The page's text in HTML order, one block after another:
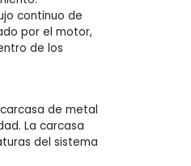
continuo de
por el motor,
de los
de metal
La carcasa
del sistema